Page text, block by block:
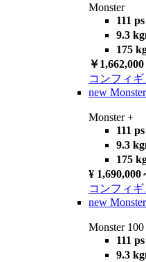
Monster
111 ps
9.3
175
￥1,662,000
コンフィ
new
Monster +
111 ps
9.3
175
¥ 1,690,000
コンフィ
new
Monster 100
111 ps
9.3